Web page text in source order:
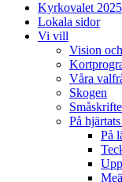
Kyrkovalet 2025
Lokala sidor
Vi vill
Vision
Våra
Skogen
På
På